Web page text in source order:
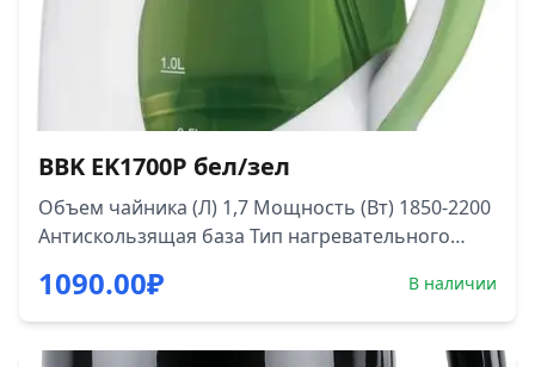
BBK EK1700P бел/зел
Объем чайника (Л) 1,7 Мощность (Вт) 1850-2200
Антискользящая база Тип нагревательного
отсутствии воды База с поворотным контактом
Да Индикация Шкала уровня воды Да
1090.00₽ В наличии